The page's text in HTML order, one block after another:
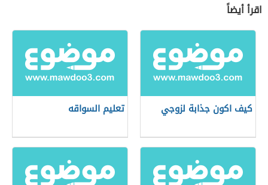
اقرأ أيضاً
كيف اكون جذابة لزوجي تعليم السواقه